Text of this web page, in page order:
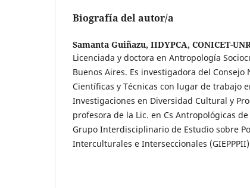
Biografía del autor/a
Samanta Guiñazu, IIDYPCA, CONICET-
Licenciada y doctora en Antropología
Buenos Aires. Es investigadora del
Científicas y Técnicas con lugar de trabajo
Investigaciones en Diversidad Cultural y
profesora de la Lic. en Cs Antropológicas
Grupo Interdisciplinario de Estudio sobre
Interculturales e Interseccionales